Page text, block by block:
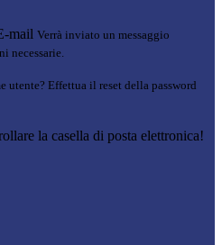
mail Verrà inviato un messaggio
necessarie.
utente? Effettua il reset della password
la casella di posta elettronica!